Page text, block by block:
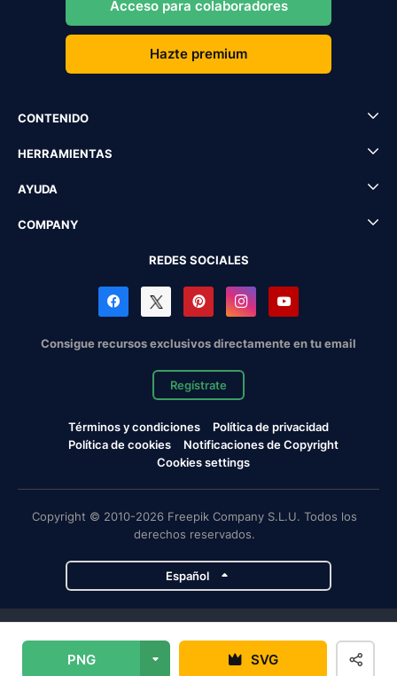
PNG SVG
Acceso para colaboradores
Hazte premium
CONTENIDO
HERRAMIENTAS
AYUDA
COMPANY
REDES SOCIALES
Consigue recursos exclusivos directamente en tu email
Regístrate
Términos y condiciones
Política de privacidad
Política de cookies
Notificaciones de Copyright
Cookies settings
Copyright © 2010-2026 Freepik Company S.L.U. Todos los
derechos reservados.
Español